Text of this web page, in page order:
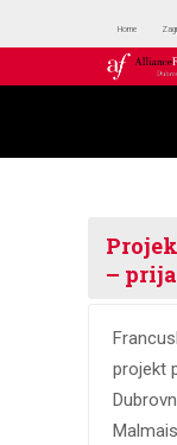
Home
–
projekt